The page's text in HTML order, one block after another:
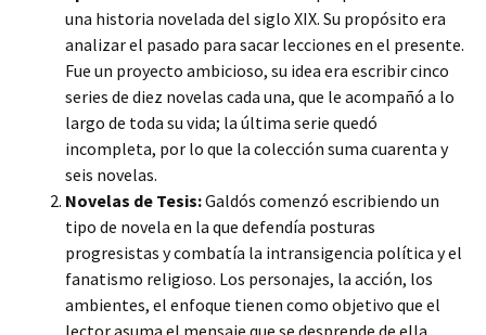
una historia novelada del siglo XIX. Su propósito era
analizar el pasado para sacar lecciones en el presente.
Fue un proyecto ambicioso, su idea era escribir cinco
series de diez novelas cada una, que le acompañó a lo
largo de toda su vida; la última serie quedó
incompleta, por lo que la colección suma cuarenta y
seis novelas.
Novelas de Tesis:Galdós comenzó escribiendo un
tipo de novela en la que defendía posturas
progresistas y combatía la intransigencia política y el
fanatismo religioso. Los personajes, la acción, los
ambientes, el enfoque tienen como objetivo que el
lector asuma el mensaje que se desprende de ella